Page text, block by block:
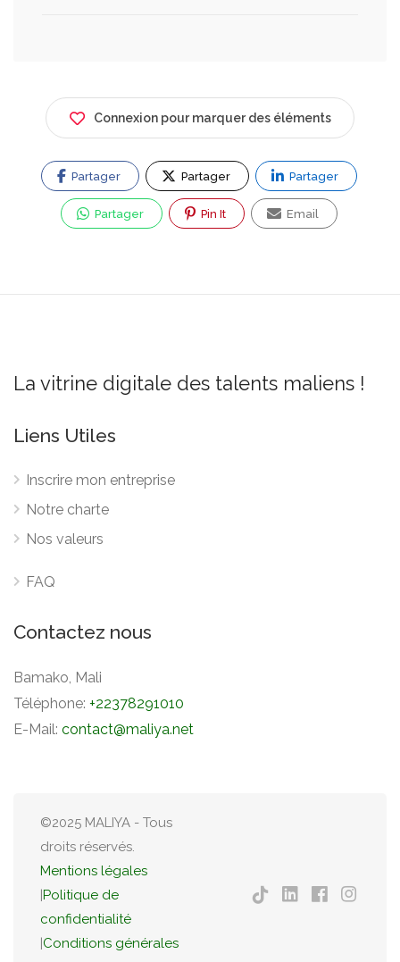
Connexion pour marquer des éléments
Partager Partager Partager
Partager Pin It Email
La vitrine digitale des talents maliens !
Liens Utiles
Inscrire mon entreprise
Notre charte
Nos valeurs
FAQ
Contactez nous
Bamako, Mali
Téléphone: +22378291010
E-Mail: contact@maliya.net
©2025 MALIYA - Tous
droits réservés.
Mentions légales
Politique de
confidentialité
Conditions générales